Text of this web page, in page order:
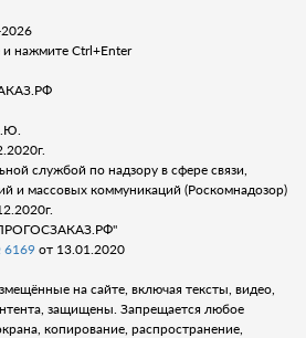
нажмите Ctrl+Enter
службой по надзору в сфере связи,
и массовых коммуникаций (Роскомнадозор)
от 13.01.2020
на сайте, включая тексты, видео,
защищены. Запрещается любое
копирование, распространение,